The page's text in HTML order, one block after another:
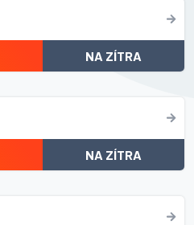
NA ZÍTRA
NA ZÍTRA